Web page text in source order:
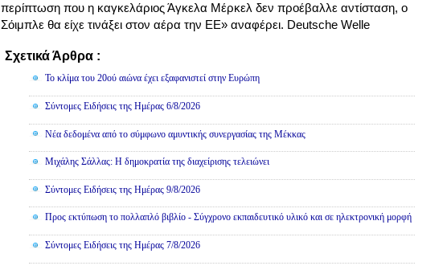
περίπτωση που η καγκελάριος Άγκελα Μέρκελ δεν προέβαλλε αντίσταση, ο
Σόιμπλε θα είχε τινάξει στον αέρα την ΕΕ» αναφέρει. Deutsche Welle
Σχετικά Άρθρα :
Το κλίμα του 20ού αιώνα έχει εξαφανιστεί στην Ευρώπη
Σύντομες Ειδήσεις της Ημέρας 6/8/2026
Νέα δεδομένα από το σύμφωνο αμυντικής συνεργασίας της Μέκκας
Μιχάλης Σάλλας: Η δημοκρατία της διαχείρισης τελειώνει
Σύντομες Ειδήσεις της Ημέρας 9/8/2026
Προς εκτύπωση το πολλαπλό βιβλίο - Σύγχρονο εκπαιδευτικό υλικό και σε ηλεκτρονική μορφή
Σύντομες Ειδήσεις της Ημέρας 7/8/2026